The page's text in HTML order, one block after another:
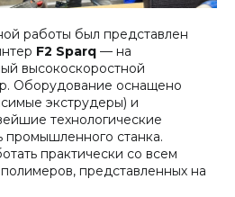
работы был представлен
F2 Sparq — на
высокоскоростной
Оборудование оснащено
экструдеры) и
технологические
станка.
практически со всем
представленных на